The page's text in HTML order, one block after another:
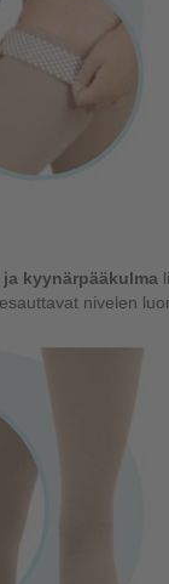
kyynärpääkulma
nivelen